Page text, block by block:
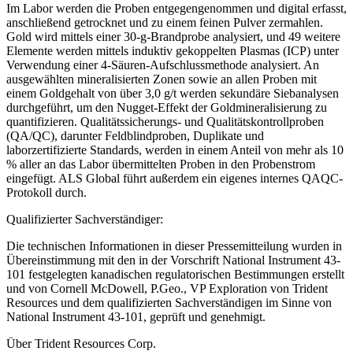
Im Labor werden die Proben entgegengenommen und digital erfasst,
anschließend getrocknet und zu einem feinen Pulver zermahlen.
Gold wird mittels einer 30-g-Brandprobe analysiert, und 49 weitere
Elemente werden mittels induktiv gekoppelten Plasmas (ICP) unter
Verwendung einer 4-Säuren-Aufschlussmethode analysiert. An
ausgewählten mineralisierten Zonen sowie an allen Proben mit
einem Goldgehalt von über 3,0 g/t werden sekundäre Siebanalysen
durchgeführt, um den Nugget-Effekt der Goldmineralisierung zu
quantifizieren. Qualitätssicherungs- und Qualitätskontrollproben
(QA/QC), darunter Feldblindproben, Duplikate und
laborzertifizierte Standards, werden in einem Anteil von mehr als 10
% aller an das Labor übermittelten Proben in den Probenstrom
eingefügt. ALS Global führt außerdem ein eigenes internes QAQC-
Protokoll durch.
Qualifizierter Sachverständiger:
Die technischen Informationen in dieser Pressemitteilung wurden in
Übereinstimmung mit den in der Vorschrift National Instrument 43-
101 festgelegten kanadischen regulatorischen Bestimmungen erstellt
und von Cornell McDowell, P.Geo., VP Exploration von Trident
Resources und dem qualifizierten Sachverständigen im Sinne von
National Instrument 43-101, geprüft und genehmigt.
Über Trident Resources Corp.